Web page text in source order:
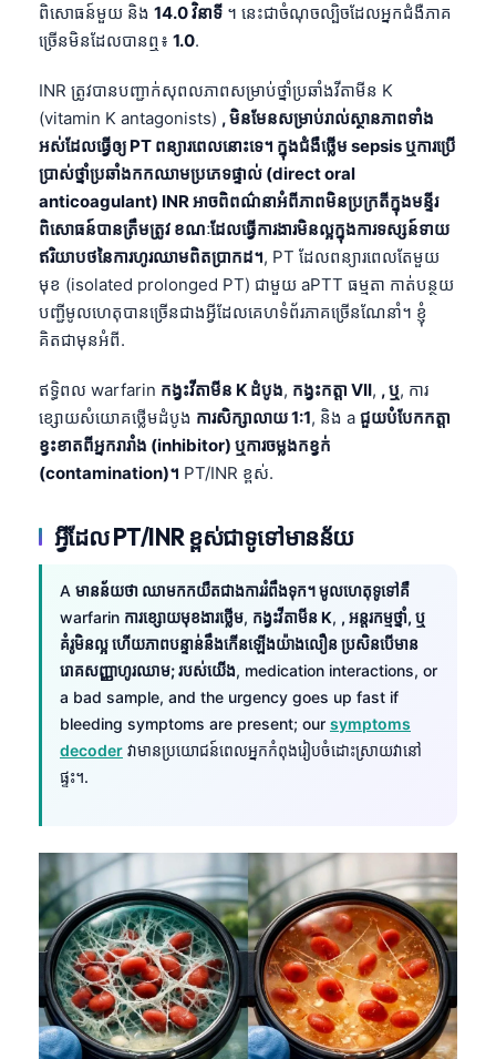
ពិសោធន៍មួយ និង 14.0 វិនាទី ។ នេះជាចំណុចល្បិចដែលអ្នកជំងឺភាគ
ច្រើនមិនដែលបានឮ៖ 1.0.
INR ត្រូវបានបញ្ជាក់សុពលភាពសម្រាប់ថ្នាំប្រឆាំងវីតាមីន K
(vitamin K antagonists) , មិនមែនសម្រាប់រាល់ស្ថានភាពទាំង
អស់ដែលធ្វើឲ្យ PT ពន្យារពេលនោះទេ។ ក្នុងជំងឺថ្លើម sepsis ឬការប្រើ
ប្រាស់ថ្នាំប្រឆាំងកកឈាមប្រភេទផ្ទាល់ (direct oral
anticoagulant) INR អាចពិពណ៌នាអំពីភាពមិនប្រក្រតីក្នុងមន្ទីរ
ពិសោធន៍បានត្រឹមត្រូវ ខណៈដែលធ្វើការងារមិនល្អក្នុងការទស្សន៍ទាយ
ឥរិយាបថនៃការហូរឈាមពិតប្រាកដ។, PT ដែលពន្យារពេលតែមួយ
មុខ (isolated prolonged PT) ជាមួយ aPTT ធម្មតា កាត់បន្ថយ
បញ្ជីមូលហេតុបានច្រើនជាងអ្វីដែលគេហទំព័រភាគច្រើនណែនាំ។ ខ្ញុំ
គិតជាមុនអំពី.
ឥទ្ធិពល warfarin កង្វះវីតាមីន K ដំបូង, កង្វះកត្តា VII, , ឬ, ការ
ខ្សោយសំយោគថ្លើមដំបូង ការសិក្សាលាយ 1:1, និង a ជួយបំបែកកត្តា
ខ្វះខាតពីអ្នករារាំង (inhibitor) ឬការចម្លងកខ្វក់
(contamination)។ PT/INR ខ្ពស់.
អ្វីដែល PT/INR ខ្ពស់ជាទូទៅមានន័យ
A មានន័យថា ឈាមកកយឺតជាងការរំពឹងទុក។ មូលហេតុទូទៅគឺ
warfarin ការខ្សោយមុខងារថ្លើម, កង្វះវីតាមីន K, , អន្តរកម្មថ្នាំ, ឬ
គំរូមិនល្អ ហើយភាពបន្ទាន់នឹងកើនឡើងយ៉ាងលឿន ប្រសិនបើមាន
រោគសញ្ញាហូរឈាម; របស់យើង, medication interactions, or
a bad sample, and the urgency goes up fast if
bleeding symptoms are present; our symptoms
decoder វាមានប្រយោជន៍ពេលអ្នកកំពុងរៀបចំដោះស្រាយវានៅ
ផ្ទះ។.